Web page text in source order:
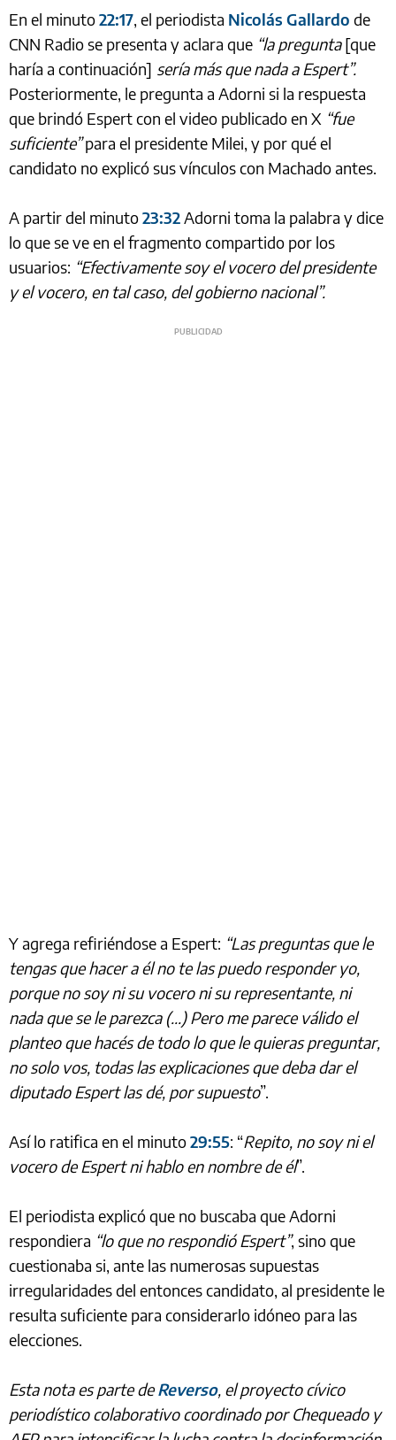
En el minuto22:17, el periodista Nicolás Gallardo de
CNN Radio se presenta y aclara que “la pregunta[que
haría a continuación] sería más que nada a Espert”.
Posteriormente, le pregunta a Adorni si la respuesta
que brindó Espert con el video publicado en X “fue
suficiente”para el presidente Milei, y por qué el
candidato no explicó sus vínculos con Machado antes.
A partir del minuto23:32Adorni toma la palabra y dice
lo que se ve en el fragmento compartido por los
usuarios: “Efectivamente soy el vocero del presidente
y el vocero, en tal caso, del gobierno nacional”.
Y agrega refiriéndose a Espert: “Las preguntas que le
tengas que hacer a él no te las puedo responder yo,
porque no soy ni su vocero ni su representante, ni
nada que se le parezca (...) Pero me parece válido el
planteo que hacés de todo lo que le quieras preguntar,
no solo vos, todas las explicaciones que deba dar el
diputado Espert las dé, por supuesto”.
Así lo ratifica en el minuto29:55: “Repito, no soy ni el
vocero de Espert ni hablo en nombre de él”.
El periodista explicó que no buscaba que Adorni
respondiera “lo que no respondió Espert”, sino que
cuestionaba si, ante las numerosas supuestas
irregularidades del entonces candidato, al presidente le
resulta suficiente para considerarlo idóneo para las
elecciones.
Esta nota es parte deReverso, el proyecto cívico
periodístico colaborativo coordinado por Chequeado y